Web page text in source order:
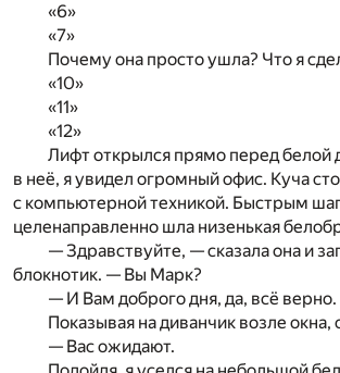
«6»
«7»
Почему она просто ушла? Что я
«10»
«11»
«12»
Лифт открылся прямо перед белой
в неё, я увидел огромный офис. Куча
с компьютерной техникой. Быстрым
целенаправленно шла низенькая
— Здравствуйте, — сказала она и
блокнотик. — Вы Марк?
— И Вам доброго дня, да, всё верно.
Показывая на диванчик возле
— Вас ожидают.